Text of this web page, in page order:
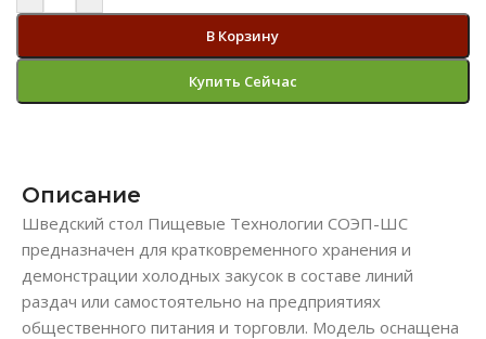
В Корзину
Купить Сейчас
Описание
Шведский стол Пищевые Технологии СОЭП-ШС
предназначен для кратковременного хранения и
демонстрации холодных закусок в составе линий
раздач или самостоятельно на предприятиях
общественного питания и торговли. Модель оснащена